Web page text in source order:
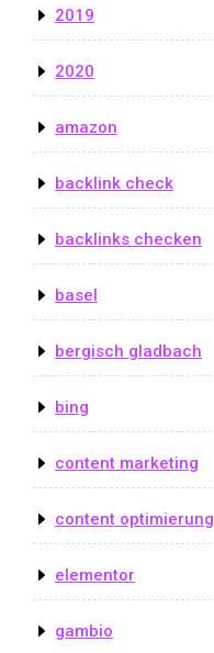
2019
2020
amazon
backlink check
backlinks checken
basel
bergisch gladbach
bing
content marketing
content optimierung
elementor
gambio